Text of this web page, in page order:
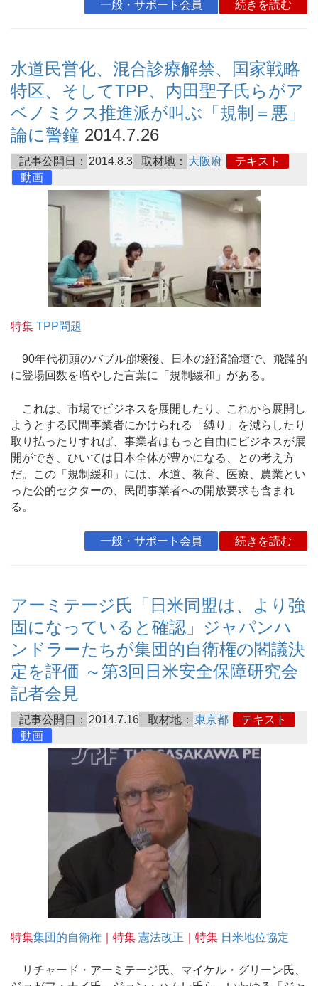
一般・サポート会員 続きを読む
水道民営化、混合診療解禁、国家戦略
特区、そしてTPP、内田聖子氏らがア
ベノミクス推進派が叫ぶ「規制＝悪」
論に警鐘 2014.7.26
記事公開日： 2014.8.3 取材地： 大阪府
テキスト
動画
特集 TPP問題
90年代初頭のバブル崩壊後、日本の経済論壇で、飛躍的
に登場回数を増やした言葉に「規制緩和」がある。
これは、市場でビジネスを展開したり、これから展開し
ようとする民間事業者にかけられる「縛り」を減らしたり
取り払ったりすれば、事業者はもっと自由にビジネスが展
開ができ、ひいては日本全体が豊かになる、との考え方
だ。この「規制緩和」には、水道、教育、医療、農業とい
った公的セクターの、民間事業者への開放要求も含まれ
る。
一般・サポート会員 続きを読む
アーミテージ氏「日米同盟は、より強
固になっていると確認」ジャパンハ
ンドラーたちが集団的自衛権の閣議決
定を評価 ～第3回日米安全保障研究会
記者会見
記事公開日： 2014.7.16 取材地： 東京都
テキスト
動画
特集集団的自衛権 ｜特集 憲法改正 ｜特集 日米地位協定
リチャード・アーミテージ氏、マイケル・グリーン氏、